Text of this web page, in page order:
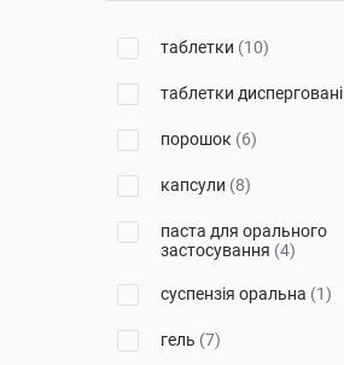
Елемент здоров'я
таблетки (10)
таблетки дисперговані
порошок (6)
капсули (8)
паста для орального
застосування (4)
суспензія оральна (1)
гель (7)